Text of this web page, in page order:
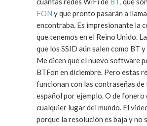
FON y que pronto pasarán a
encontraba. Es impresionante la cobertura
que tenemos en el Reino Unido. La pena es
que los SSID aún salen como BT
Me dicen que el nuevo software
BTFon en diciembre. Pero estas redes ya
funcionan con las contraseñas
español por ejemplo. O de fonero de
cualquier lugar del mundo. El video es malo
porque la resolución es baja y no